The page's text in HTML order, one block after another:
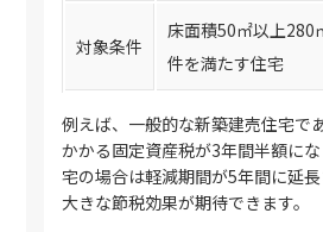
対象条件
床面積50㎡以上280
件を満たす住宅
例えば、一般的な新築建売住宅で
かかる固定資産税が3年間半額に
宅の場合は軽減期間が5年間に延
大きな節税効果が期待できます。